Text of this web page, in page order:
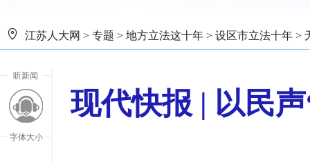
江苏人大网 > 专题 > 地方立法这十年 > 设区市立法十年 >
听新闻
字体大小
现代快报 | 以民